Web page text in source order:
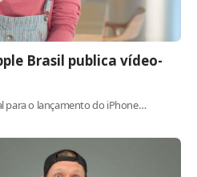
Brasil publica vídeo-
para o lançamento do iPhone…